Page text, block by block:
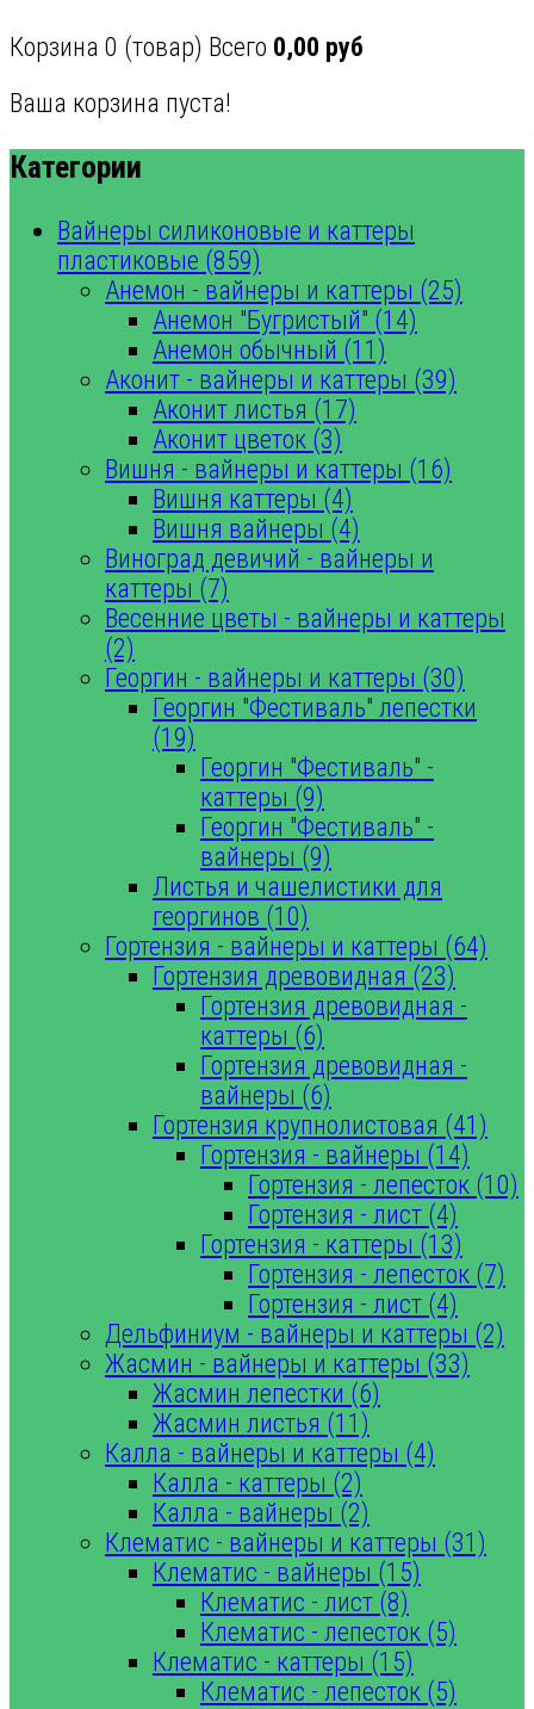
Корзина 0 (товар) Всего 0,00 руб
Ваша корзина пуста!
Категории
Вайнеры силиконовые и каттеры
пластиковые (859)
Анемон - вайнеры и каттеры (25)
Анемон "Бугристый" (14)
Анемон обычный (11)
Аконит - вайнеры и каттеры (39)
Аконит листья (17)
Аконит цветок (3)
Вишня - вайнеры и каттеры (16)
Вишня каттеры (4)
Вишня вайнеры (4)
Виноград девичий - вайнеры и
каттеры (7)
Весенние цветы - вайнеры и каттеры
(2)
Георгин - вайнеры и каттеры (30)
Георгин "Фестиваль" лепестки
(19)
Георгин "Фестиваль" -
каттеры (9)
Георгин "Фестиваль" -
вайнеры (9)
Листья и чашелистики для
георгинов (10)
Гортензия - вайнеры и каттеры (64)
Гортензия древовидная (23)
Гортензия древовидная -
каттеры (6)
Гортензия древовидная -
вайнеры (6)
Гортензия крупнолистовая (41)
Гортензия - вайнеры (14)
Гортензия - лепесток (10)
Гортензия - лист (4)
Гортензия - каттеры (13)
Гортензия - лепесток (7)
Гортензия - лист (4)
Дельфиниум - вайнеры и каттеры (2)
Жасмин - вайнеры и каттеры (33)
Жасмин лепестки (6)
Жасмин листья (11)
Калла - вайнеры и каттеры (4)
Калла - каттеры (2)
Калла - вайнеры (2)
Клематис - вайнеры и каттеры (31)
Клематис - вайнеры (15)
Клематис - лист (8)
Клематис - лепесток (5)
Клематис - каттеры (15)
Клематис - лепесток (5)